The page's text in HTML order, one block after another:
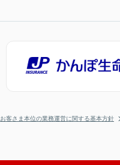
お客さま本位の業務運営に関する基本方針